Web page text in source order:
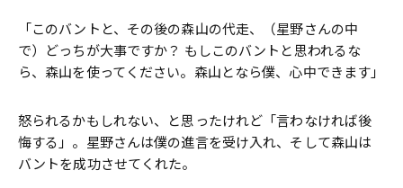
「このバントと、その後の森山の代走、（星野さんの中
で）どっちが大事ですか？ もしこのバントと思われるな
ら、森山を使ってください。森山となら僕、心中できます」
怒られるかもしれない、と思ったけれど「言わなければ後
悔する」。星野さんは僕の進言を受け入れ、そして森山は
バントを成功させてくれた。